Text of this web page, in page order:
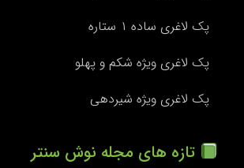
پک لاغری ساده ۱ ستاره
پک لاغری ویژه شکم و پهلو
پک لاغری ویژه شیردهی
تازه های مجله نوش سنتر